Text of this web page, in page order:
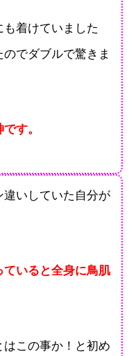
着けていました
でダブルで驚きま
す。
いしていた自分が
いると全身に鳥肌
この事か！と初め